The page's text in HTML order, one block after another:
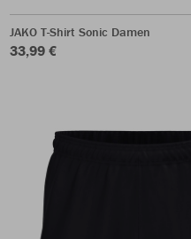
JAKO T-Shirt Sonic Damen
33,99 €